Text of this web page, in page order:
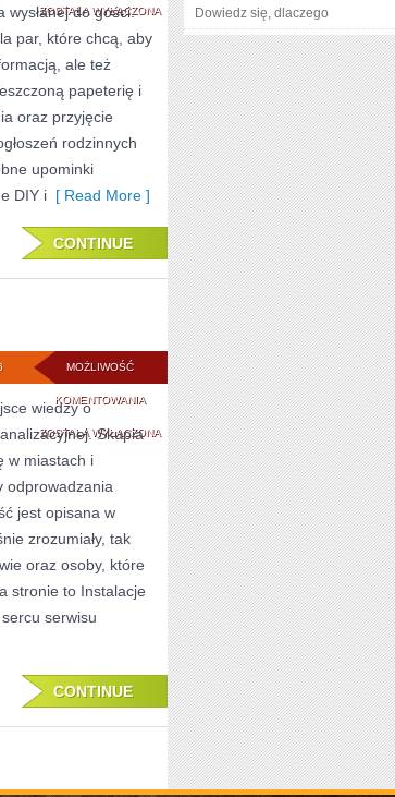
MUZYCZNA
I
ATRAKCJE
WESELE
ZOSTAŁA WYŁĄCZONA
wysłanej do gości.
par, które chcą, aby
ale też
papeterię i
oraz przyjęcie
rodzinnych
upominki
DIY i [ Read More ]
CONTINUE
MOŻLIWOŚĆ
KOMENTOWANIAPOMPY
CIEPŁA
ZOSTAŁA WYŁĄCZONA
wiedzy o
Skupia
w miastach i
odprowadzania
jest opisana w
zrozumiały, tak
oraz osoby, które
stronie to Instalacje
serwisu
CONTINUE
Dowiedz się, dlaczego